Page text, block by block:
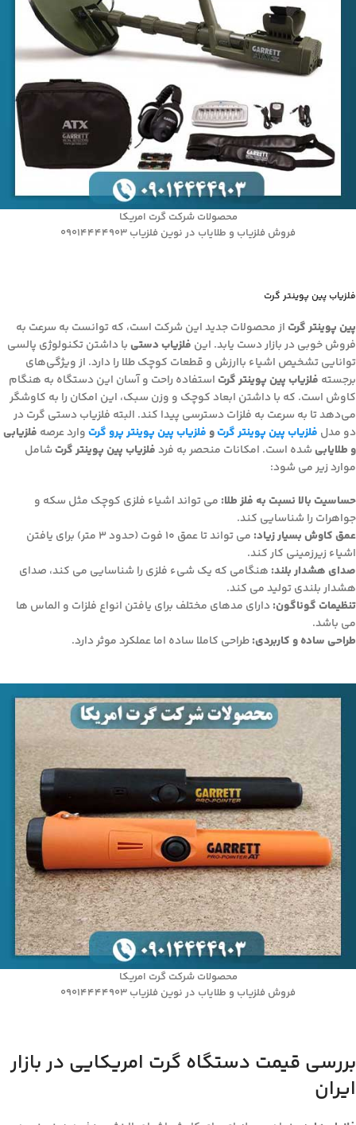
محصولات شرکت گرت امریکا
فروش فلزیاب و طلایاب در نوین فلزیاب 09014444903
فلزیاب پین پوینتر گرت
پین پوینتر گرتاز محصولات جدید این شرکت است، که توانست به سرعت به
فروش خوبی در بازار دست یابد. این فلزیاب دستیبا داشتن تکنولوژی پالسی
توانایی تشخیص اشیاء باارزش و قطعات کوچک طلا را دارد. از ویژگی‌های
برجسته فلزیاب پین پوینتر گرتاستفاده راحت و آسان این دستگاه به هنگام
کاوش است. که با داشتن ابعاد کوچک و وزن سبک، این امکان را به کاوشگر
می‌دهد تا به سرعت به فلزات دسترسی پیدا کند. البته فلزیاب دستی گرت در
دو مدل فلزیاب پین پوینتر گرتوفلزیاب پین پوینتر پرو گرتوارد عرصه فلزیابی
و طلایابیشده است. امکانات منحصر­ به­ فردفلزیاب پین پوینتر گرتشامل
موارد زیر می­ شود:
حساسیت بالا نسبت به فلز طلا: می­ تواند اشیاء فلزی کوچک مثل سکه و
جواهرات را شناسایی کند.
عمق کاوش بسیار زیاد:
می ­تواند تا عمق 10 فوت (حدود 3 متر) برای یافتن
اشیاء زیرزمینی کار کند.
صدای هشدار بلند: هنگامی که یک شیء فلزی را شناسایی می کند، صدای
هشدار بلندی تولید می­ کند.
تنظیمات گوناگون: دارای مدهای مختلف برای یافتن انواع فلزات و الماس ها
می­ باشد.
طراحی ساده و کاربردی:طراحی کاملا ساده اما عملکرد موثر دارد.
محصولات شرکت گرت امریکا
فروش فلزیاب و طلایاب در نوین فلزیاب 09014444903
بررسی قیمت دستگاه گرت امریکایی در بازار
ایران